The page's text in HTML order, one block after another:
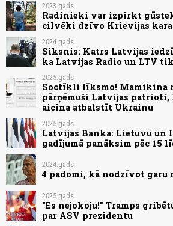
2023.gads
Radinieki var izpirkt
cilvēki dzīvo Krievijas
2024.gads
Siksnis: Katrs Latvijas
ka Latvijas Radio un LTV
2025.gads
Soctīkli līksmo! Mamikina
pārņēmuši Latvijas patrioti,
aicina atbalstīt Ukrainu
2025.gads
Latvijas Banka: Lietuvu un
gadījumā panāksim pēc 15
2024.gads
4 padomi, kā nodzīvot garu
2025.gads
"Es nejokoju!" Tramps
par ASV prezidentu